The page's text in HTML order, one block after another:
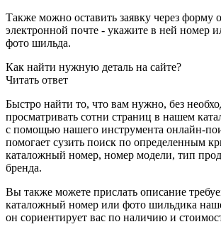
Также можно оставить заявку через форму
электронной почте - укажите в ней номер
фото шильда.
Как найти нужную деталь на сайте?
Читать ответ
Быстро найти то, что вам нужно, без
просматривать сотни страниц в нашем
с помощью нашего инструмента онлайн-
помогает сузить поиск по определенным
каталожный номер, номер модели, тип
бренда.
Вы также можете прислать описание
каталожный номер или фото шильдика
он сориентирует вас по наличию и